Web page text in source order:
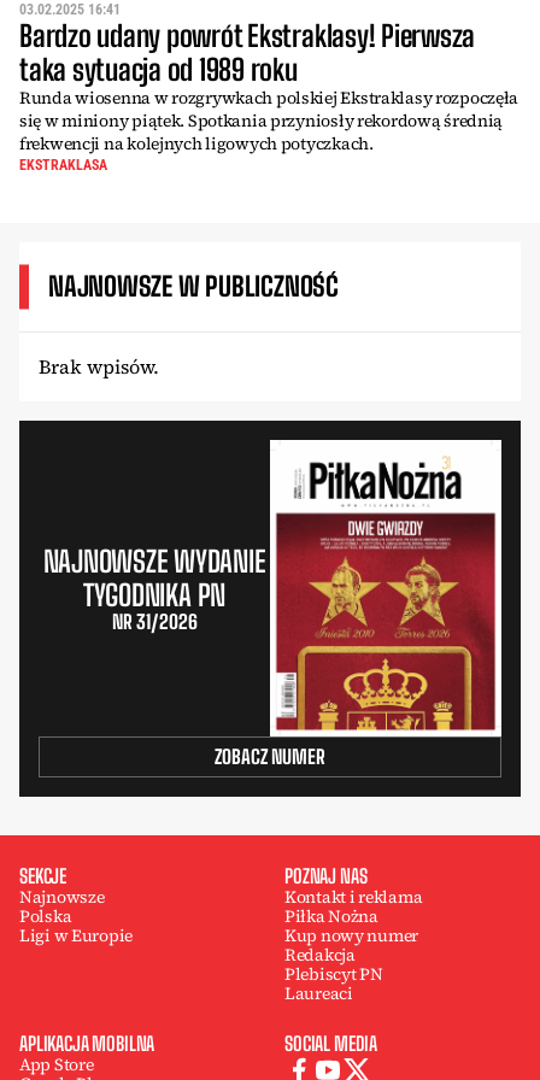
03.02.2025 16:41
Bardzo udany powrót Ekstraklasy! Pierwsza
taka sytuacja od 1989 roku
Runda wiosenna w rozgrywkach polskiej Ekstraklasy rozpoczęła
się w miniony piątek. Spotkania przyniosły rekordową średnią
frekwencji na kolejnych ligowych potyczkach.
EKSTRAKLASA
NAJNOWSZE W PUBLICZNOŚĆ
Brak wpisów.
NAJNOWSZE WYDANIE
TYGODNIKA PN
NR 31/2026
ZOBACZ NUMER
SEKCJE
Najnowsze
Polska
Ligi w Europie
POZNAJ NAS
Kontakt i reklama
Piłka Nożna
Kup nowy numer
Redakcja
Plebiscyt PN
Laureaci
APLIKACJA MOBILNA
App Store
SOCIAL MEDIA